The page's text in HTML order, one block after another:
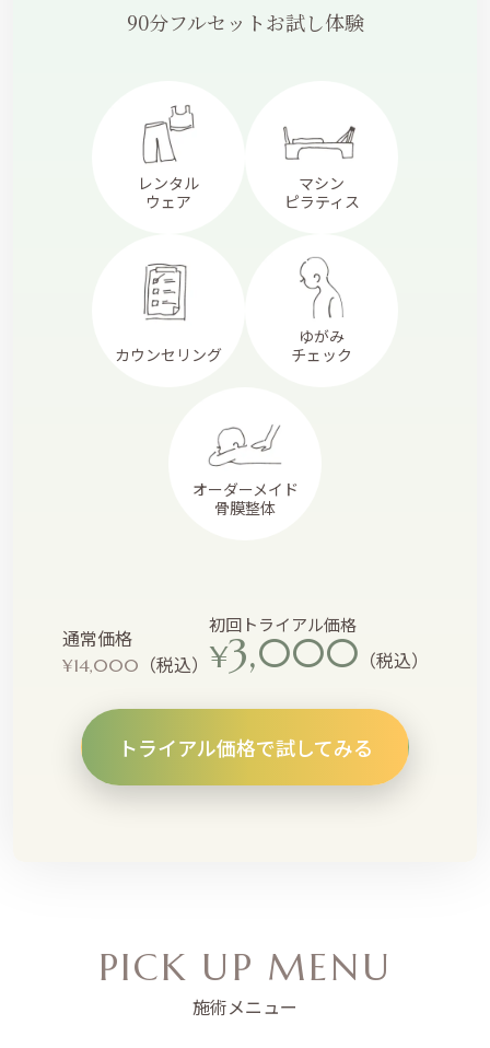
90分フルセットお試し体験
レンタル
ウェア
マシン
ピラティス
カウンセリング
ゆがみ
チェック
オーダーメイド
骨膜整体
通常価格
¥14,000 （税込）
初回トライアル価格
¥3,000 （税込）
トライアル価格で試してみる
PICK UP MENU
施術メニュー